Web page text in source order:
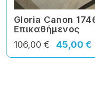
Gloria Canon
Eπικαθήμενος
45,00 €
106,00 €